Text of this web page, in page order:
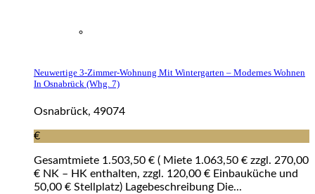
Neuwertige 3-Zimmer-Wohnung Mit Wintergarten – Modernes Wohnen
In Osnabrück (whg. 7)
Osnabrück, 49074
€
Gesamtmiete 1.503,50 € ( Miete 1.063,50 € zzgl. 270,00
€ NK – HK enthalten, zzgl. 120,00 € Einbauküche und
50,00 € Stellplatz) Lagebeschreibung Die...